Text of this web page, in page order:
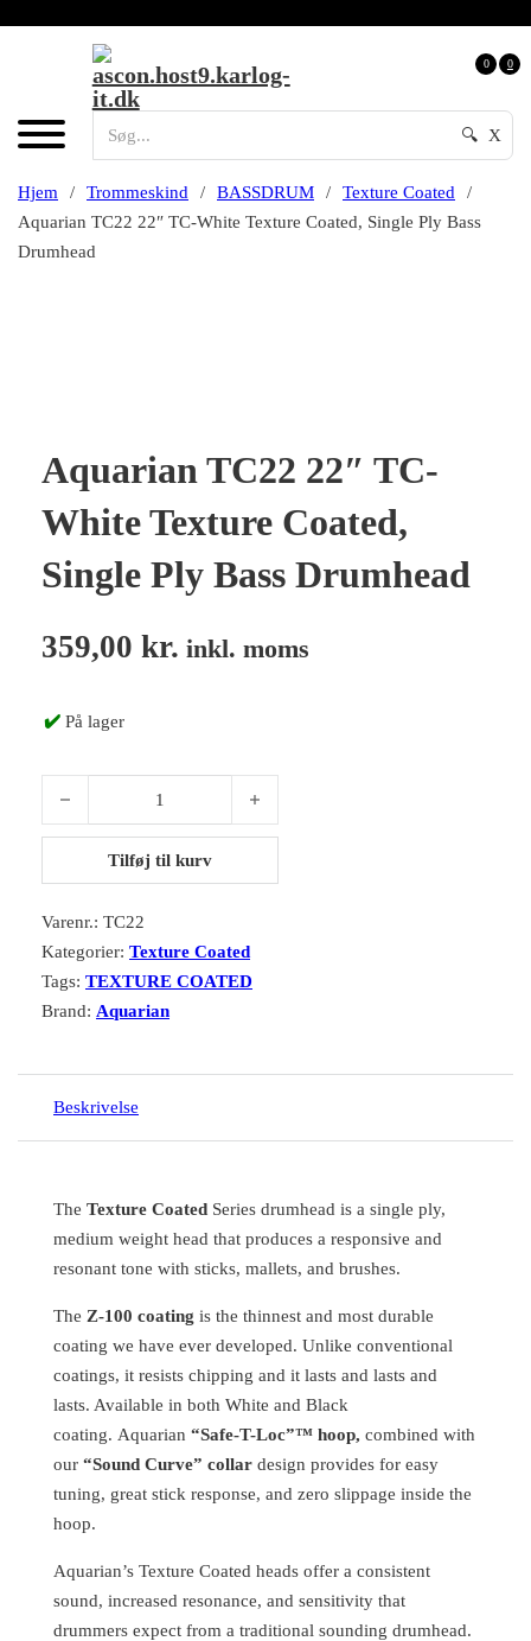
🔍 X
0 0
Hjem / Trommeskind / BASSDRUM / Texture Coated
/
Aquarian TC22 22″ TC-White Texture Coated, Single Ply Bass
Drumhead
Aquarian TC22 22″ TC-
White Texture Coated,
Single Ply Bass Drumhead
359,00 kr. inkl. moms
✔️ På lager
Tilføj til kurv
Varenr.: TC22
Kategorier: Texture Coated
Tags: TEXTURE COATED
Brand: Aquarian
Beskrivelse
The Texture Coated Series drumhead is a single ply,
medium weight head that produces a responsive and
resonant tone with sticks, mallets, and brushes.
The Z-100 coating is the thinnest and most durable
coating we have ever developed. Unlike conventional
coatings, it resists chipping and it lasts and lasts and
lasts. Available in both White and Black
coating. Aquarian “Safe-T-Loc”™ hoop, combined with
our “Sound Curve” collar design provides for easy
tuning, great stick response, and zero slippage inside the
hoop.
Aquarian’s Texture Coated heads offer a consistent
sound, increased resonance, and sensitivity that
drummers expect from a traditional sounding drumhead.